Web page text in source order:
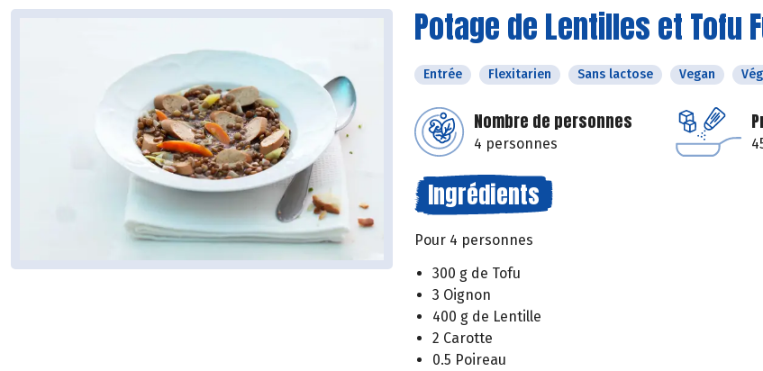
Potage de Lentilles et Tofu
Entrée Flexitarien Sans lactose Vegan
Nombre de personnes
4 personnes
Ingrédients
Pour 4 personnes
300 g de Tofu
3 Oignon
400 g de Lentille
2 Carotte
0.5 Poireau